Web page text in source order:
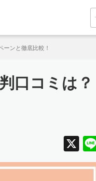
ーンと徹底比較！
口コミは？
X